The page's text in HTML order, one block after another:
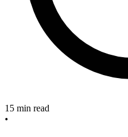
15 min read
•